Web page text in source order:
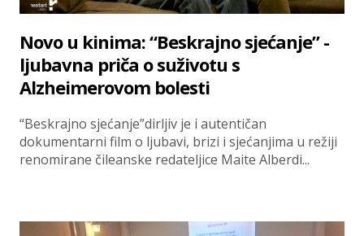
Novo u kinima: “Beskrajno sjećanje” -
ljubavna priča o suživotu s
Alzheimerovom bolesti
“Beskrajno sjećanje”dirljiv je i autentičan
dokumentarni film o ljubavi, brizi i sjećanjima u režiji
renomirane čileanske redateljice Maite Alberdi...